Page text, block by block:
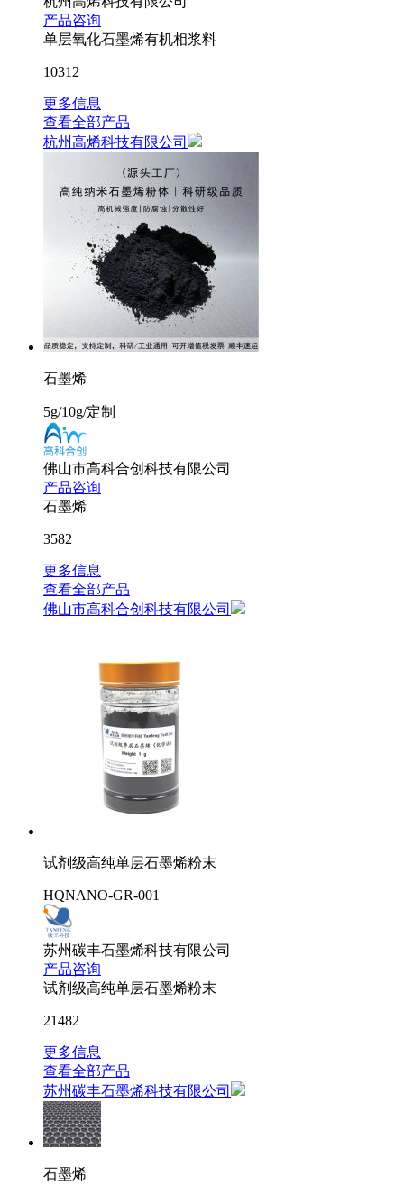
产品咨询
单层氧化石墨烯有机相浆料
10312
更多信息
查看全部产品
杭州高烯科技有限公司
石墨烯
5g/10g/定制
佛山市高科合创科技有限公司
产品咨询
石墨烯
3582
更多信息
查看全部产品
佛山市高科合创科技有限公司
试剂级高纯单层石墨烯粉末
HQNANO-GR-001
苏州碳丰石墨烯科技有限公司
产品咨询
试剂级高纯单层石墨烯粉末
21482
更多信息
查看全部产品
苏州碳丰石墨烯科技有限公司
石墨烯